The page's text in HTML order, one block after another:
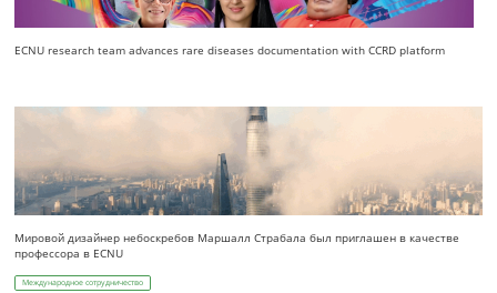
ECNU research team advances rare diseases documentation with CCRD platform
Мировой дизайнер небоскребов Маршалл Страбала был приглашен в качестве
Международное сотрудничество